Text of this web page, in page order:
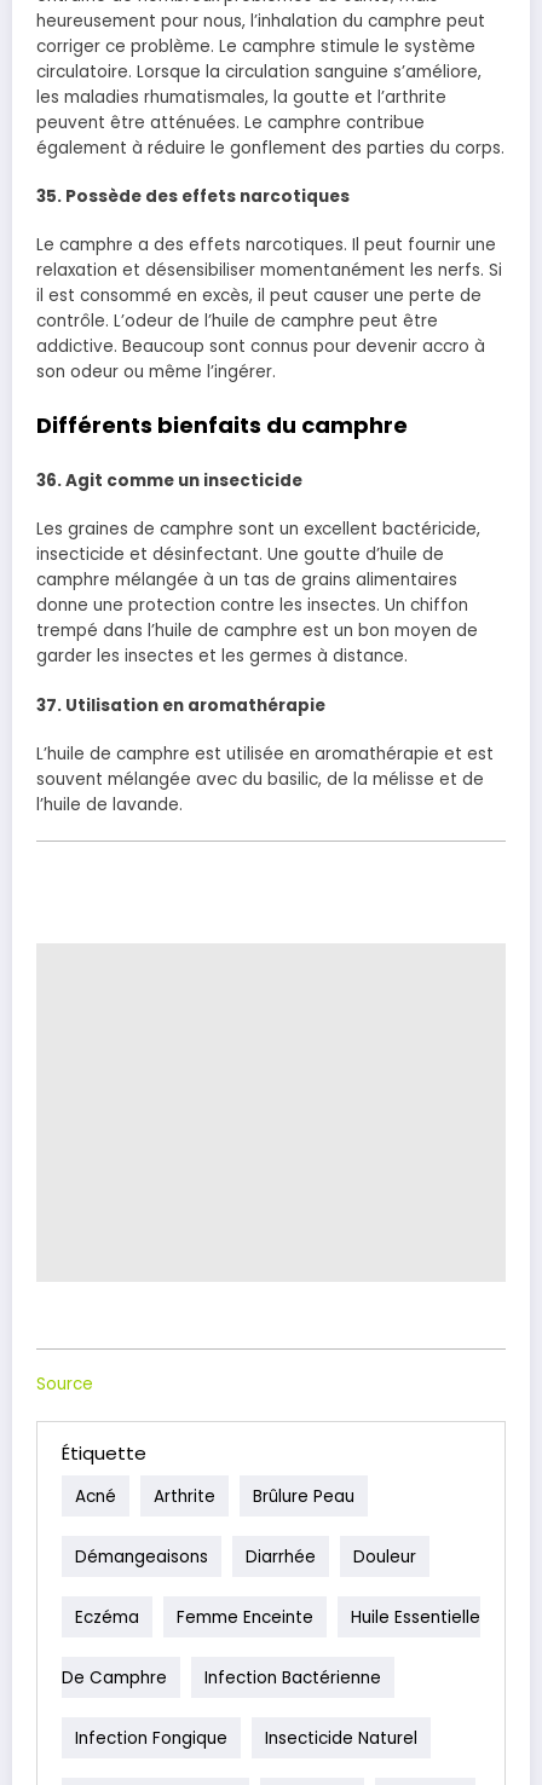
heureusement pour nous, l’inhalation du camphre peut
corriger ce problème. Le camphre stimule le système
circulatoire. Lorsque la circulation sanguine s’améliore,
les maladies rhumatismales, la goutte et l’arthrite
peuvent être atténuées. Le camphre contribue
également à réduire le gonflement des parties du corps.
35. Possède des effets narcotiques
Le camphre a des effets narcotiques. Il peut fournir une
relaxation et désensibiliser momentanément les nerfs. Si
il est consommé en excès, il peut causer une perte de
contrôle. L’odeur de l’huile de camphre peut être
addictive. Beaucoup sont connus pour devenir accro à
son odeur ou même l’ingérer.
Différents bienfaits du camphre
36. Agit comme un insecticide
Les graines de camphre sont un excellent bactéricide,
insecticide et désinfectant. Une goutte d’huile de
camphre mélangée à un tas de grains alimentaires
donne une protection contre les insectes. Un chiffon
trempé dans l’huile de camphre est un bon moyen de
garder les insectes et les germes à distance.
37. Utilisation en aromathérapie
L’huile de camphre est utilisée en aromathérapie et est
souvent mélangée avec du basilic, de la mélisse et de
l’huile de lavande.
Source
Étiquette
Acné Arthrite Brûlure Peau
Démangeaisons Diarrhée Douleur
Eczéma Femme Enceinte Huile Essentielle
De Camphre Infection Bactérienne
Infection Fongique Insecticide Naturel